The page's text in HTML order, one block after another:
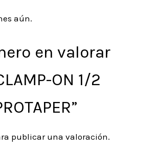
aún.
en valorar
ON 1/2
publicar una valoración.